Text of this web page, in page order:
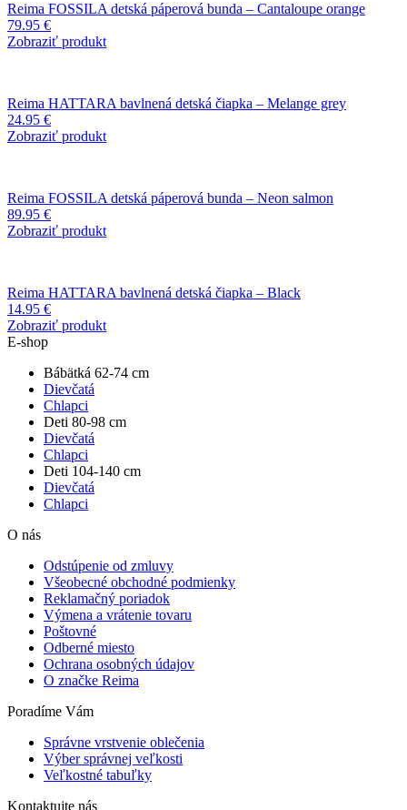
Reima FOSSILA detská páperová bunda – Cantaloupe orange
79.95 €
Zobraziť produkt
Reima HATTARA bavlnená detská čiapka – Melange grey
24.95 €
Zobraziť produkt
Reima FOSSILA detská páperová bunda – Neon salmon
89.95 €
Zobraziť produkt
Reima HATTARA bavlnená detská čiapka – Black
14.95 €
Zobraziť produkt
E-shop
Bábätká 62-74 cm
Dievčatá
Chlapci
Deti 80-98 cm
Dievčatá
Chlapci
Deti 104-140 cm
Dievčatá
Chlapci
O nás
Odstúpenie od zmluvy
Všeobecné obchodné podmienky
Reklamačný poriadok
Výmena a vrátenie tovaru
Poštovné
Odberné miesto
Ochrana osobných údajov
O značke Reima
Poradíme Vám
Správne vrstvenie oblečenia
Výber správnej veľkosti
Veľkostné tabuľky
Kontaktujte nás